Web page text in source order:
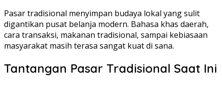
Pasar tradisional menyimpan budaya lokal yang sulit
digantikan pusat belanja modern. Bahasa khas daerah,
cara transaksi, makanan tradisional, sampai kebiasaan
masyarakat masih terasa sangat kuat di sana.
Tantangan Pasar Tradisional Saat Ini